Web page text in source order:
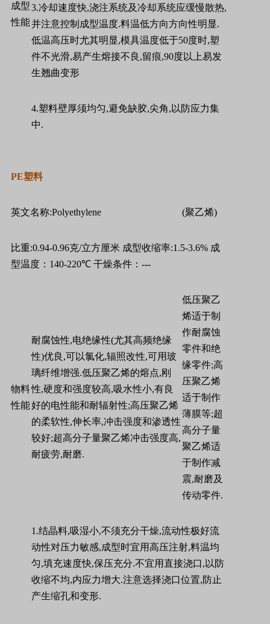
成型
性能
3.冷却速度快,浇注系统及冷却系统应缓慢散热,
并注意控制成型温度.料温低方向方向性明显.
低温高压时尤其明显,模具温度低于50度时,塑
件不光滑,易产生熔接不良 ,留痕,90度以上易发
生翘曲变形
4.塑料壁厚须均匀,避免缺胶,尖角, 以防应力集
中.
PE塑料
英文名称:Polyethylene (聚乙烯)
比重:0.94-0.96克/立方厘米 成型收缩率:1.5-3.6% 成
型温度： 140-220℃ 干燥条件： ---
物料
性能
耐腐蚀性,电绝缘性(尤其高频绝缘
性)优良 ,可以氯化,辐照改性,可用玻
璃纤维增强.低压聚乙烯的熔点,刚
性,硬度和强度较高,吸水性小,有良
好的电性能和耐辐射性;高压聚乙烯
的柔软性,伸长率,冲击强度和渗透性
较好;超高分子量聚乙烯冲击强度高,
耐疲劳,耐磨.
低压聚乙
烯适于制
作耐腐蚀
零件和绝
缘零件;高
压聚乙烯
适于制作
薄膜等;超
高分子量
聚乙烯适
于制作减
震,耐磨及
传动零件.
1.结晶料,吸湿小,不须充分干燥,流动性极好流
动性对压力敏感,成型时宜用高压注射,料温均
匀,填充速度快,保压充分.不宜用直接浇口, 以防
收缩不均,内应力增大.注意选择浇口位置,防止
产生缩孔和变形.